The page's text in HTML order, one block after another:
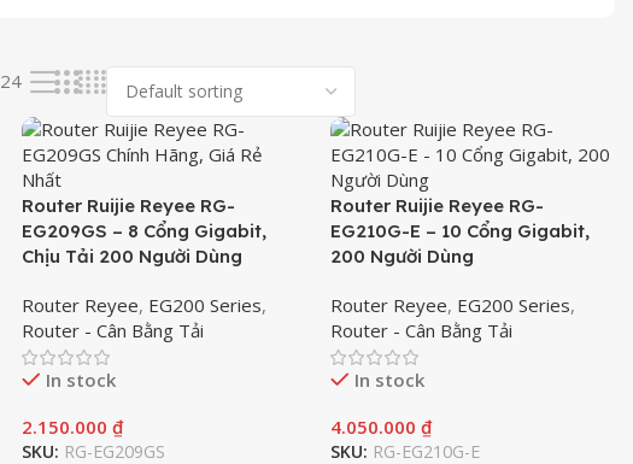
24
Router Ruijie Reyee RG-
EG209GS – 8 Cổng Gigabit,
Chịu Tải 200 Người Dùng
Router Reyee, EG200 Series,
Router - Cân Bằng Tải
In stock
2.150.000₫
SKU: RG-EG209GS
Router Ruijie Reyee RG-
EG210G-E – 10 Cổng Gigabit,
200 Người Dùng
Router Reyee, EG200 Series,
Router - Cân Bằng Tải
In stock
4.050.000₫
SKU: RG-EG210G-E